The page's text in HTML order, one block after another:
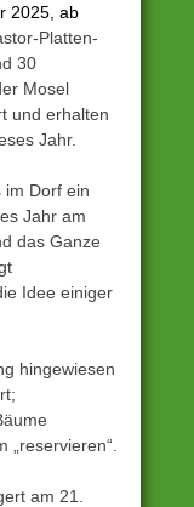
2025, ab
Platten-
30
Mosel
und erhalten
Jahr.
im Dorf ein
Jahr am
das Ganze
Idee einiger
hingewiesen
am 21.